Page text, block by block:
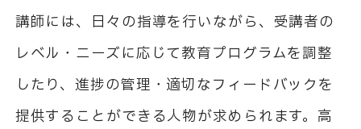
講師には、日々の指導を行いながら、受講者の
レベル・ニーズに応じて教育プログラムを調整
したり、進捗の管理・適切なフィードバックを
提供することができる人物が求められます。高